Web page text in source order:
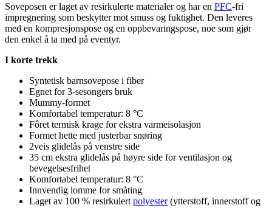
Soveposen er laget av resirkulerte materialer og har en PFC-fri
impregnering som beskytter mot smuss og fuktighet. Den leveres
med en kompresjonspose og en oppbevaringspose, noe som gjør
den enkel å ta med på eventyr.
I korte trekk
Syntetisk barnsovepose i fiber
Egnet for3-sesongers bruk
Mummy-formet
Komfortabel temperatur: 8 °C
Fôret termisk krage for ekstra varmeisolasjon
Formet hette med justerbar snøring
2veis glidelås på venstre side
35 cm ekstra glidelås på høyre side for ventilasjon og
bevegelsesfrihet
Komfortabel temperatur: 8 °C
Innvendig lomme for småting
Laget av 100 % resirkulert polyester(ytterstoff, innerstoff og